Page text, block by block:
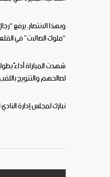
وبهذا الانتصار، يرفع
“ملوك الصالات” في
شهدت المباراة أداءً
لصالحهم والتتويج
نبارك لمجلس إدارة